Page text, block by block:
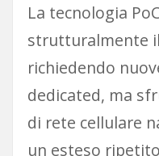
La tecnologia
strutturalmente
richiedendo
dedicated, ma
di rete cellulare
un esteso